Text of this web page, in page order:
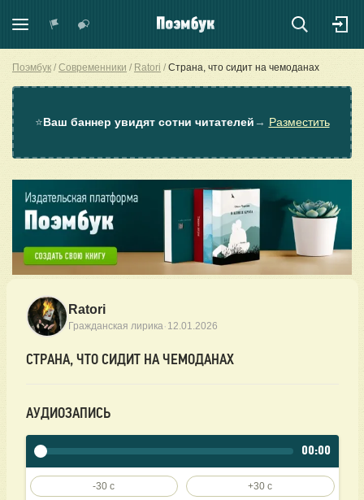
Поэмбук Современники Ratori Страна, что сидит на чемоданах
⭐Ваш баннер увидят сотни читателей → Разместить
Ratori
Гражданская лирика· 12.01.2026
СТРАНА, ЧТО СИДИТ НА ЧЕМОДАНАХ
АУДИОЗАПИСЬ
00:00
-30 c +30 c